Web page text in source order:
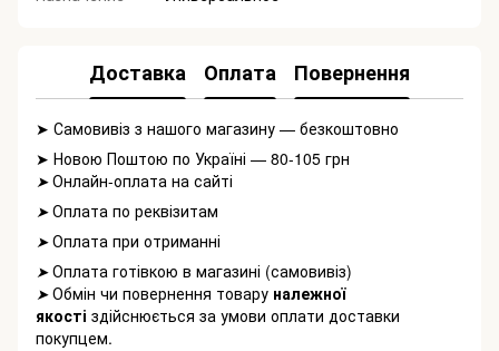
Доставка Оплата Повернення
➤ Самовивіз з нашого магазину — безкоштовно
➤ Новою Поштою по Україні — 80-105 грн
➤Онлайн-оплата на сайті
➤Оплата по реквізитам
➤Оплата при отриманні
➤Оплата готівкою в магазині (самовивіз)
➤Обмін чи повернення товару належної
якості здійснюється за умови оплати доставки
покупцем.